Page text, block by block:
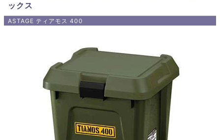
ックス
ASTAGE ティアモス 400